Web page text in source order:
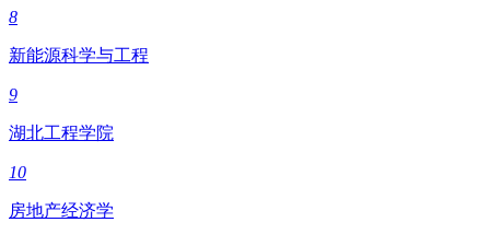
8
新能源科学与工程
9
湖北工程学院
10
房地产经济学